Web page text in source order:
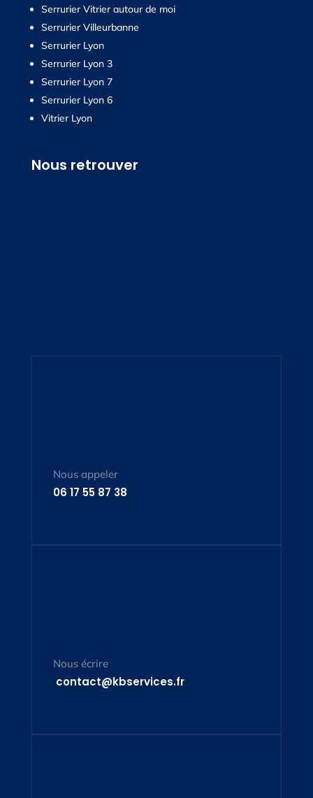
Serrurier Vitrier autour de moi
Serrurier Villeurbanne
Serrurier Lyon
Serrurier Lyon 3
Serrurier Lyon 7
Serrurier Lyon 6
Vitrier Lyon
Nous retrouver
Nous appeler
06 17 55 87 38
Nous écrire
contact@kbservices.fr